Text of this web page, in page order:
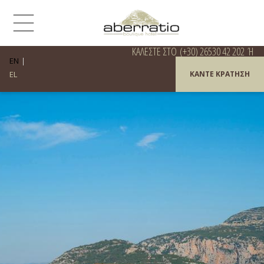
EN
EL
ΚΑΛΈΣΤΕ ΣΤΟ (+30) 26530 42 202 Ή
ΚΆΝΤΕ ΚΡΆΤΗΣΗ